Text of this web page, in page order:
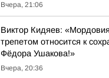
Вчера, 21:06
Виктор Кидяев:
трепетом относится к
Фёдора Ушакова!»
Вчера, 20:36